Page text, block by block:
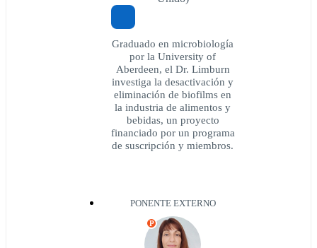
Graduado en microbiología
por la University of
Aberdeen, el Dr. Limburn
investiga la desactivación y
eliminación de biofilms en
la industria de alimentos y
bebidas, un proyecto
financiado por un programa
de suscripción y miembros.
PONENTE EXTERNO
P